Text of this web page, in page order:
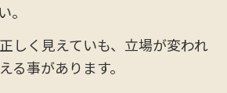
。
しく見えていも、立場が変われ
る事があります。